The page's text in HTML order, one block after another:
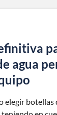
agua
elegir botellas